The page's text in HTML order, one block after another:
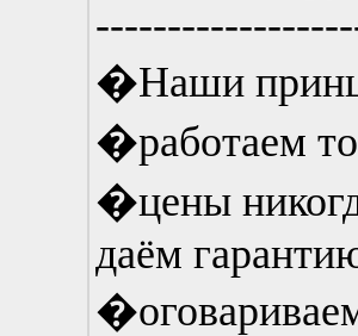
�Наши
�работаем
�цены
даём